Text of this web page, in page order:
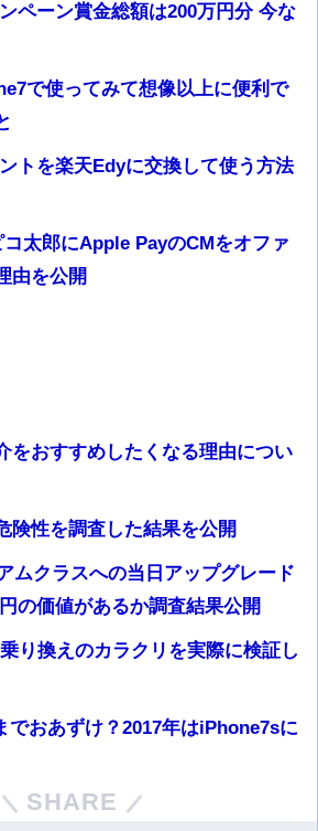
ペーン賞金総額は200万円分 今な
で使ってみて想像以上に便利で
トを楽天Edyに交換して使う方法
太郎にApple PayのCMをオファ
由を公開
をおすすめしたくなる理由につい
険性を調査した結果を公開
ムクラスへの当日アップグレード
の価値があるか調査結果公開
り換えのカラクリを実際に検証し
でおあずけ？2017年はiPhone7sに
SHARE